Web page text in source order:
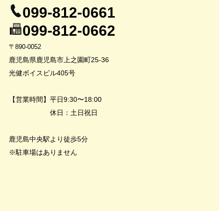
099-812-0661
099-812-0662
〒890-0052
鹿児島県鹿児島市上之園町25-36
光健ボイスビル405号
【営業時間】平日9:30〜18:00
休日：土日祝日
鹿児島中央駅より徒歩5分
※駐車場はありません